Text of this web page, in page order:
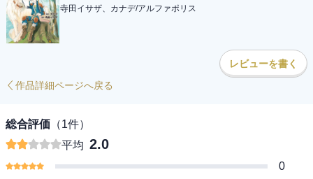
寺田イサザ、カナデ/アルファポリス
レビューを書く
作品詳細ページへ戻る
総合評価 （1件）
平均 2.0
0